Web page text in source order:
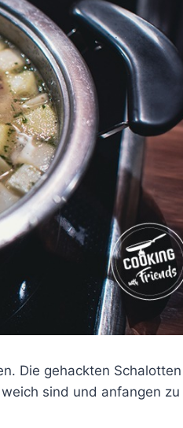
Die gehackten Schalotten
sind und anfangen zu